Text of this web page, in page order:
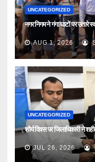
UNCATEGORIZED
नगर निगम ने गंगा घाटों पर उतारे
AUG 1, 2026
UNCATEGORIZED
शौर्य दिवस पर जिलाधिकारी ने
JUL 26, 2026